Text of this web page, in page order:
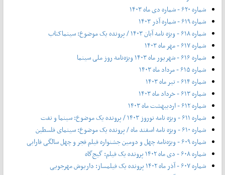
شماره ۶۲۰ - شماره دی ماه ۱۴۰۳
شماره ۶۱۹ - شماره آذر ۱۴۰۳
شماره ۶۱۸ - ویژه نامه آبان ۱۴۰۳ / پرونده یک موضوع: سینماکتاب
شماره ۶۱۷ - مهر ماه ۱۴۰۳
شماره ۶۱۶ - شهریور ماه ۱۴۰۳ ویژه‌نامه روز ملی سینما
شماره ۶۱۵ - مرداد ماه ۱۴۰۳
شماره ۶۱۴ - تیر ماه ۱۴۰۳
شماره ۶۱۳ - خرداد ماه ۱۴۰۳
شماره ۶۱۲ - اردیبهشت ماه ۱۴۰۳
شماره ۶۱۱ - ویژه نامه نوروز ۱۴۰۳ / پرونده یک موضوع: سینما و نفت
شماره ۶۱۰ - ویژه نامه اسفند ماه / پرونده یک موضوع: سینمای فلسطین
شماره ۶۰۹ - ویژه‌نامه چهل و دومین جشنواره فیلم فجر و چهل سالگی فارابی
شماره ۶۰۸ - دی ماه ۱۴۰۲ پرونده یک فیلم: گیج‌گاه
شماره ۶۰۷ - آذر ماه ۱۴۰۲ پرونده یک فیلمساز: داریوش مهرجویی